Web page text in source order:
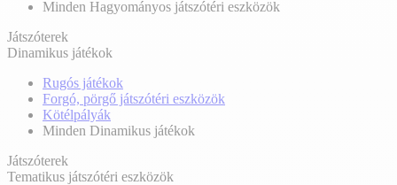
Minden Hagyományos játszótéri eszközök
Játszóterek
Dinamikus játékok
Rugós játékok
Forgó, pörgő játszótéri eszközök
Kötélpályák
Minden Dinamikus játékok
Játszóterek
Tematikus játszótéri eszközök